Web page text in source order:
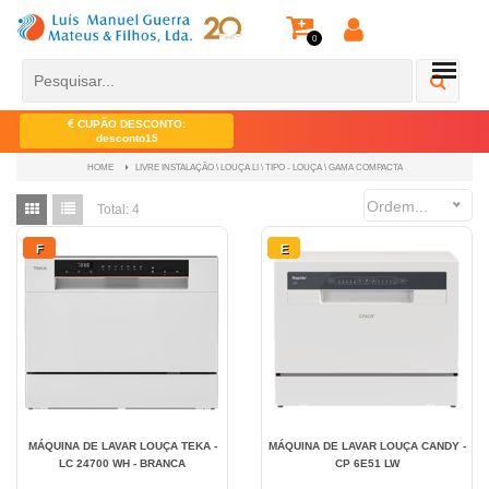
0
CUPÃO DESCONTO:
desconto15
HOME LIVRE INSTALAÇÃO \ LOUÇA LI \ TIPO - LOUÇA \ GAMA COMPACTA
Total: 4 Ordem...
F
MÁQUINA DE LAVAR LOUÇA TEKA -
LC 24700 WH - BRANCA
E
MÁQUINA DE LAVAR LOUÇA CANDY -
CP 6E51 LW